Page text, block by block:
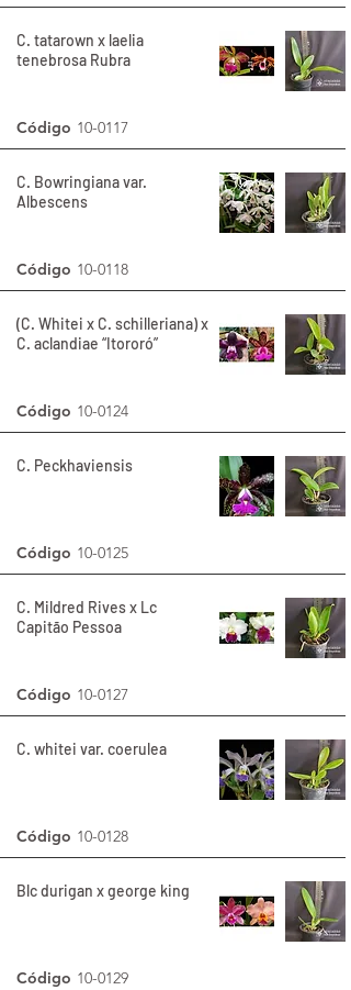
C. tatarown x laelia
tenebrosa Rubra
Código 10-0117
C. Bowringiana var.
Albescens
Código 10-0118
(C. Whitei x C. schilleriana) x
C. aclandiae “Itororó”
Código 10-0124
C. Peckhaviensis
Código 10-0125
C. Mildred Rives x Lc
Capitão Pessoa
Código 10-0127
C. whitei var. coerulea
Código 10-0128
Blc durigan x george king
Código 10-0129